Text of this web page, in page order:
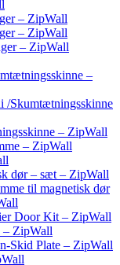
– ZipWall
– ZipWall
– ZipWall
–
/Skumtætningsskinne
– ZipWall
– ZipWall
dør – sæt – ZipWall
til magnetisk dør
Door Kit – ZipWall
– ZipWall
Skid Plate – ZipWall